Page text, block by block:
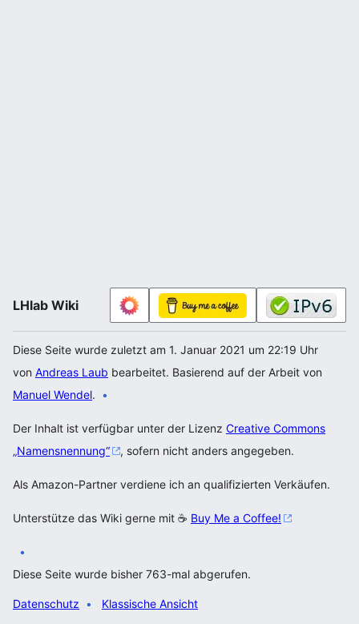
LHlab Wiki
Diese Seite wurde zuletzt am 1. Januar 2021 um 22:19 Uhr
von Andreas Laub bearbeitet. Basierend auf der Arbeit von
Manuel Wendel.
Der Inhalt ist verfügbar unter der Lizenz Creative Commons
„Namensnennung“
, sofern nicht anders angegeben.
Als Amazon-Partner verdiene ich an qualifizierten Verkäufen.
Unterstütze das Wiki gerne mit ☕ Buy Me a Coffee!
Diese Seite wurde bisher 763-mal abgerufen.
Datenschutz Klassische Ansicht